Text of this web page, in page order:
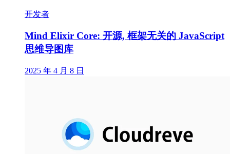
开发者
Mind Elixir Core: 开源, 框架无关的 JavaScript
思维导图库
2025 年 4 月 8 日